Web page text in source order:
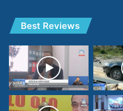
Best Reviews